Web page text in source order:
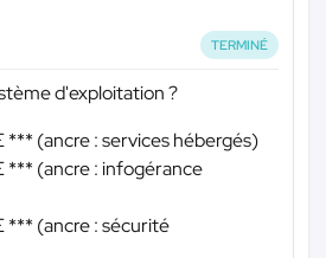
TERMINÉ
d'exploitation ?
*** (ancre : services hébergés)
*** (ancre : infogérance
*** (ancre : sécurité